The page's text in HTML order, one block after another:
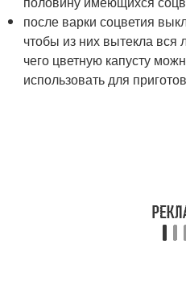
после варки соцветия
чтобы из них вытекла вся
чего цветную капусту
использовать для